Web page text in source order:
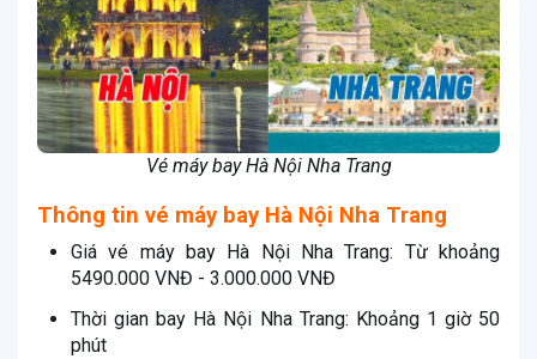
Vé máy bay Hà Nội Nha Trang
Thông tin vé máy bay Hà Nội Nha Trang
Giá vé máy bay Hà Nội Nha Trang: Từ khoảng
5490.000 VNĐ - 3.000.000 VNĐ
Thời gian bay Hà Nội Nha Trang: Khoảng 1 giờ 50
phút